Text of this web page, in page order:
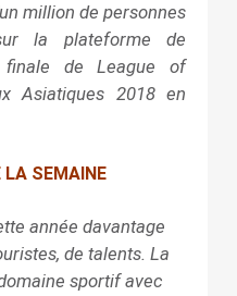
million de personnes
la plateforme de
de League of
Asiatiques 2018 en
LA SEMAINE
année davantage
de talents. La
sportif avec